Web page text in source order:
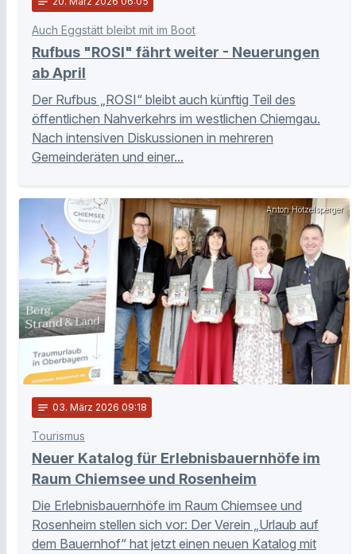
Auch Eggstätt bleibt mit im Boot
Rufbus "ROSI" fährt weiter - Neuerungen
ab April
Der Rufbus „ROSI“ bleibt auch künftig Teil des
öffentlichen Nahverkehrs im westlichen Chiemgau.
Nach intensiven Diskussionen in mehreren
Gemeinderäten und einer...
Anton Hötzelsperger
notes 03. März 2026 09:18
Tourismus
Neuer Katalog für Erlebnisbauernhöfe im
Raum Chiemsee und Rosenheim
Die Erlebnisbauernhöfe im Raum Chiemsee und
Rosenheim stellen sich vor: Der Verein „Urlaub auf
dem Bauernhof“ hat jetzt einen neuen Katalog mit